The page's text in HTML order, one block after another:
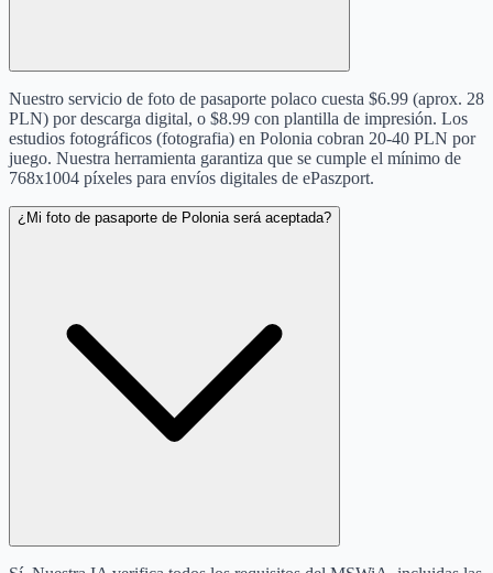
Nuestro servicio de foto de pasaporte polaco cuesta $6.99 (aprox. 28
PLN) por descarga digital, o $8.99 con plantilla de impresión. Los
estudios fotográficos (fotografia) en Polonia cobran 20-40 PLN por
juego. Nuestra herramienta garantiza que se cumple el mínimo de
768x1004 píxeles para envíos digitales de ePaszport.
¿Mi foto de pasaporte de Polonia será aceptada?